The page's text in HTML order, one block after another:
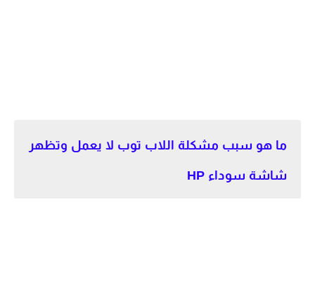
ما هو سبب مشكلة اللاب توب لا يعمل وتظهر
شاشة سوداء HP